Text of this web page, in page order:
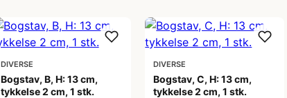
DIVERSE
Bogstav, B, H: 13 cm,
tykkelse 2 cm, 1 stk.
DIVERSE
Bogstav, C, H: 13 cm,
tykkelse 2 cm, 1 stk.